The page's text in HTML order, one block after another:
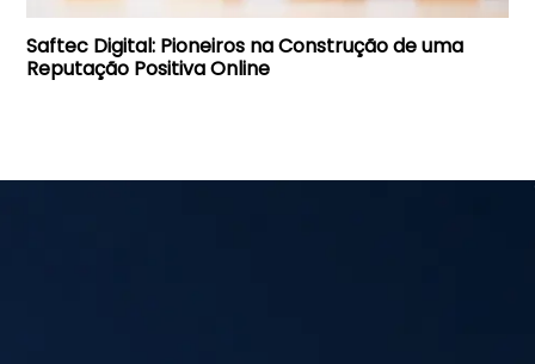
Saftec Digital: Pioneiros na Construção de uma
Reputação Positiva Online